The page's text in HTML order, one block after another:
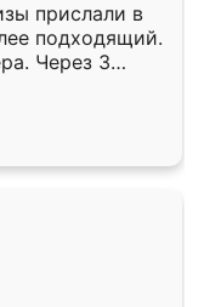
прислали в
подходящий.
Через 3
Остались